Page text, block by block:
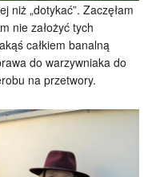
niż „dotykać”. Zaczęłam
nie założyć tych
całkiem banalną
do warzywniaka do
na przetwory.